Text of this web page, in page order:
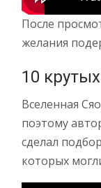
После
желания
10
Вселенная
поэтому
сделал
которых